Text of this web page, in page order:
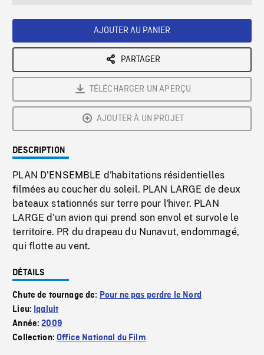
AJOUTER AU PANIER
PARTAGER
TÉLÉCHARGER UN APERÇU
AJOUTER À UN PROJET
DESCRIPTION
PLAN D'ENSEMBLE d'habitations résidentielles
filmées au coucher du soleil. PLAN LARGE de deux
bateaux stationnés sur terre pour l'hiver. PLAN
LARGE d'un avion qui prend son envol et survole le
territoire. PR du drapeau du Nunavut, endommagé,
qui flotte au vent.
DÉTAILS
Chute de tournage de: Pour ne pas perdre le Nord
Lieu: Iqaluit
Année:2009
Collection:Office National du Film